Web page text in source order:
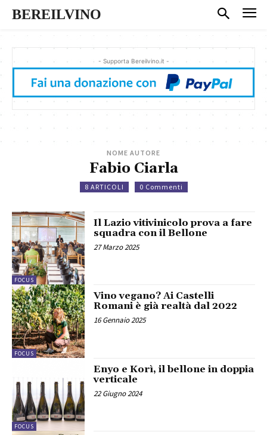
BEREILVINO
- Supporta Bereilvino.it -
NOME AUTORE
Fabio Ciarla
8 ARTICOLI 0 Commenti
FOCUS
Il Lazio vitivinicolo prova a fare
squadra con il Bellone
27 Marzo 2025
FOCUS
Vino vegano? Ai Castelli
Romani è già realtà dal 2022
16 Gennaio 2025
FOCUS
Enyo e Korì, il bellone in doppia
verticale
22 Giugno 2024